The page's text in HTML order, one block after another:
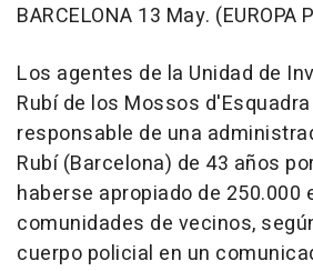
BARCELONA 13 May. (EUROPA
Los agentes de la Unidad de
Rubí de los Mossos
responsable de una
Rubí (Barcelona) de 43 años
haberse apropiado de 250.000
comunidades de vecinos,
cuerpo policial en un